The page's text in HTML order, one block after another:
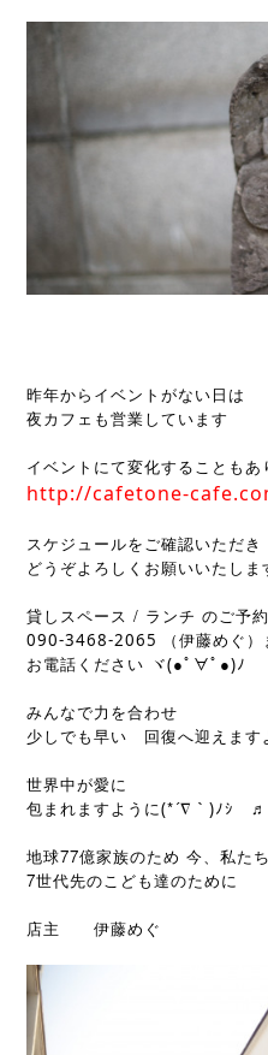
昨年からイベントがない日は
夜カフェも営業しています
イベントにて変化することも
http://cafetone-
スケジュールをご確認いただき
どうぞよろしくお願いいたし
貸しスペース / ランチ のご予
090-3468-2065
（伊藤めぐ
お電話ください ヾ(●ﾟ∀ﾟ ●)ﾉ
みんなで力を合わせ
少しでも早い　回復へ迎えます
世界中が愛に
包まれますように(*´∇ ｀)ﾉｼ　
地球77億家族のため 今、私た
7世代先のこども達のために
店主　　伊藤めぐ